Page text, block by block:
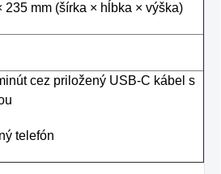
235 mm (šírka × hĺbka × výška)
cez priložený USB-C kábel s
telefón